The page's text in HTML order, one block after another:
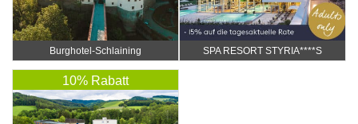
Burghotel-Schlaining SPA RESORT STYRIA****S
10% Rabatt